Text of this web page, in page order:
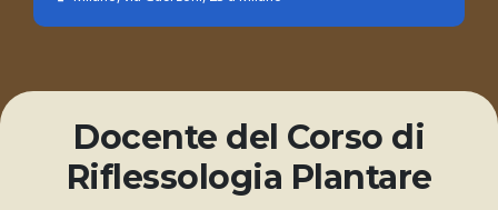
Docente del Corso di
Riflessologia Plantare